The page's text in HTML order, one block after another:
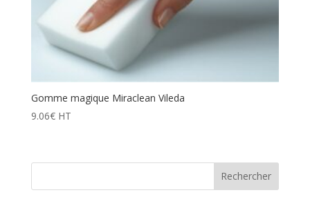
Gomme magique Miraclean Vileda
9.06€ HT
Rechercher